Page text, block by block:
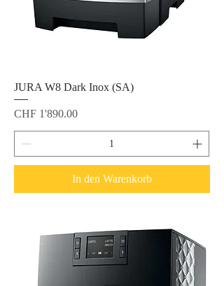
JURA W8 Dark Inox (SA)
Preis
CHF 1'890.00
In den Warenkorb